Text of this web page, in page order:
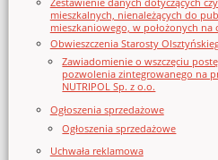
mieszkalnych, nienależących do
mieszkaniowego, w położonych na
Obwieszczenia Starosty
Zawiadomienie o wszczęciu
pozwolenia zintegrowanego na
NUTRIPOL Sp. z o.o.
Ogłoszenia sprzedażowe
Ogłoszenia sprzedażowe
Uchwała reklamowa